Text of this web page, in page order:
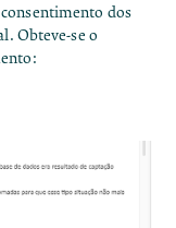
dos
Obteve-se o